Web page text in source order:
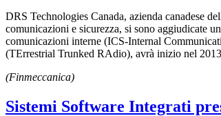
DRS Technologies Canada, azienda canadese
comunicazioni e sicurezza, si sono aggiudicate
comunicazioni interne (ICS-Internal
(TErrestrial Trunked RAdio), avrà inizio nel 2013
(Finmeccanica)
Sistemi Software Integrati